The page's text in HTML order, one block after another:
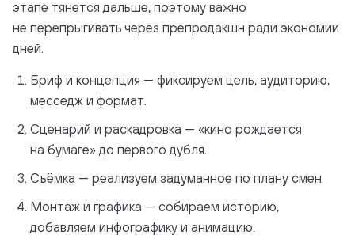
этапе тянется дальше, поэтому важно
не перепрыгивать через препродакшн ради экономии
дней.
Бриф и концепция — фиксируем цель, аудиторию,
месседж и формат.
Сценарий и раскадровка — «кино рождается
на бумаге» до первого дубля.
Съёмка — реализуем задуманное по плану смен.
Монтаж и графика — собираем историю,
добавляем инфографику и анимацию.